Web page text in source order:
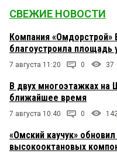
СВЕЖИЕ НОВОСТИ
Компания
благоустроила
7 августа 11:20 0 37
В двух многоэтажках на
ближайшее время
7 августа 10:40 0 142
«Омский каучук»
высокооктановых